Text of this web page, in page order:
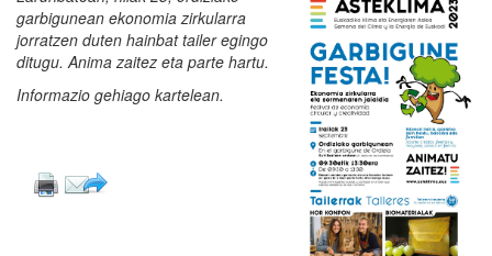
garbigunean ekonomia zirkularra
jorratzen duten hainbat tailer egingo
ditugu. Anima zaitez eta parte hartu.
Informazio gehiago kartelean.